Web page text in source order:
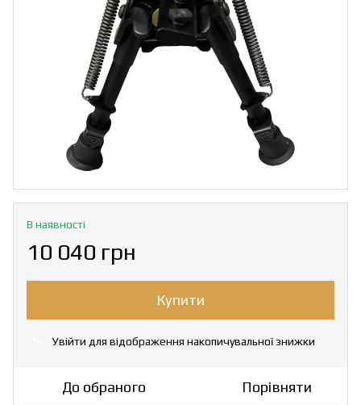
В наявності
10 040 грн
Купити
Увійти для відображення накопичувальної знижки
До обраного Порівняти